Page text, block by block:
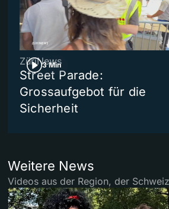
3 Min
ZüriNews
Street Parade:
Grossaufgebot für die
Sicherheit
Weitere News
Videos aus der Region, der